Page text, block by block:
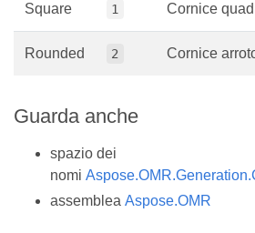
Square 1 Cornice
Rounded 2 Cornice
Guarda anche
spazio dei
nomi
assemblea Aspose.OMR